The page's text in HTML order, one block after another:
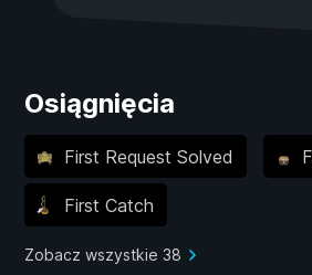
Osiągnięcia
First Request Solved
First Catch
Zobacz wszystkie 38